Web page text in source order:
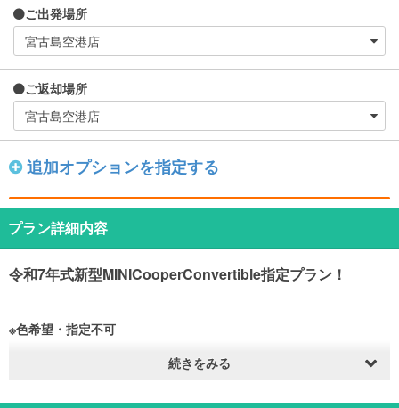
ご出発場所
ご返却場所
追加オプションを指定する
プラン詳細内容
令和7年式新型MINICooperConvertible指定プラン！
※色希望・指定不可
続きをみる